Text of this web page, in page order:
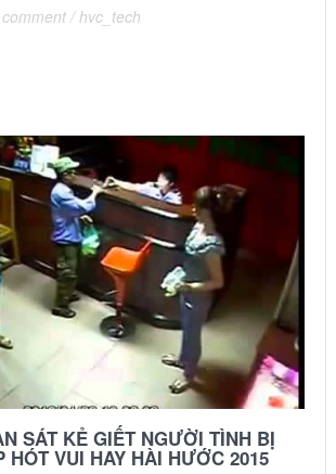
/ hvc_tech
SÁT KẺ GIẾT NGƯỜI TÌNH BỊ
VUI HAY HÀI HƯỚC 2015